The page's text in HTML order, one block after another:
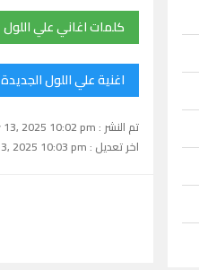
كلمات اغاني علي اللول
اغنية علي اللول الجديدة
تم النشر : May 13, 2025 10:02 pm
اخر تعديل : May 13, 2025 10:03 pm